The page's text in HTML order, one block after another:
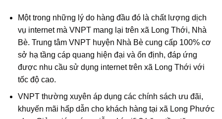
Một trong những lý do hàng đầu đó là chất lượng dịch
vụ internet mà VNPT mang lại trên xã Long Thới, Nhà
Bè. Trung tâm VNPT huyện Nhà Bè cung cấp 100% cơ
sở hạ tầng cáp quang hiện đại và ổn định, đáp ứng
được nhu cầu sử dụng internet trên xã Long Thới với
tốc độ cao.
VNPT thường xuyên áp dụng các chính sách ưu đãi,
khuyến mãi hấp dẫn cho khách hàng tại xã Long Phước